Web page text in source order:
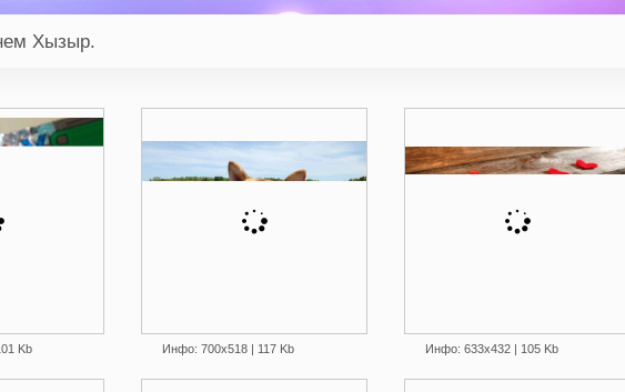
Хызыр.
Kb Инфо: 700х518 | 117 Kb Инфо: 633х432 | 105 Kb